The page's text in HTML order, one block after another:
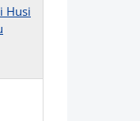
Husi